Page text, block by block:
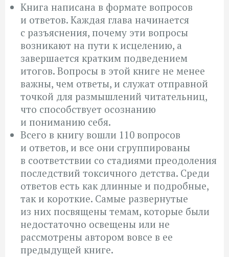
Книга написана в формате вопросов
и ответов. Каждая глава начинается
с разъяснения, почему эти вопросы
возникают на пути к исцелению, а
завершается кратким подведением
итогов. Вопросы в этой книге не менее
важны, чем ответы, и служат отправной
точкой для размышлений читательниц,
что способствует осознанию
и пониманию себя.
Всего в книгу вошли 110 вопросов
и ответов, и все они сгруппированы
в соответствии со стадиями преодоления
последствий токсичного детства. Среди
ответов есть как длинные и подробные,
так и короткие. Самые развернутые
из них посвящены темам, которые были
недостаточно освещены или не
рассмотрены автором вовсе в ее
предыдущей книге.